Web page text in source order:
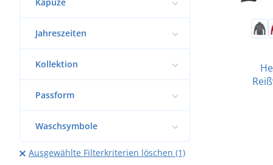
Jahreszeiten
Kollektion
Passform
Waschsymbole
Ausgewählte Filterkriterien löschen (1)